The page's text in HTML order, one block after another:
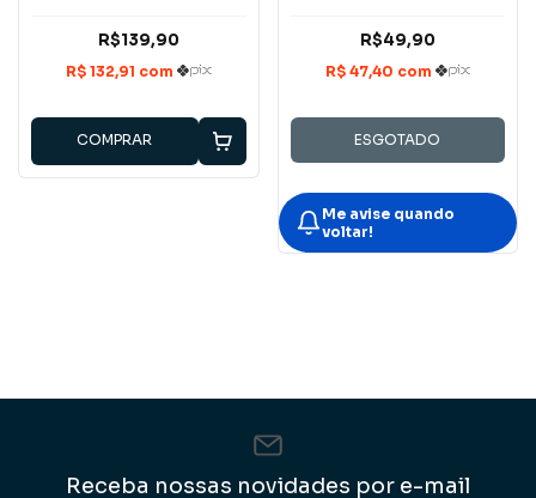
R$139,90
COMPRAR
R$49,90
ESGOTADO
Me avise quando
voltar!
Receba nossas novidades por e-mail